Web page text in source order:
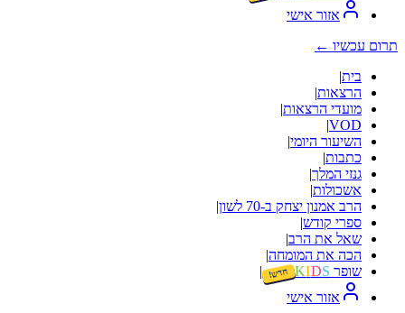
אזור אישי
תרום עכשיו ←
בית|
הרצאות|
מועדי הרצאות|
VOD
|
השיעור היומי|
כתבות|
גנזי המלך|
אשכולות|
הרב אמנון יצחק ב-70 לשון
|
ספרי קודש|
שאל את הרב|
הכה את המומחה|
שופר
KIDS חדש! |
אזור אישי